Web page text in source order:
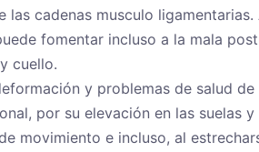
las cadenas musculo
fomentar incluso a la mala
cuello.
y problemas de salud
por su elevación en las suelas
movimiento e incluso, al